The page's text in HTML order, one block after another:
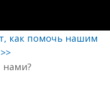
как помочь нашим
нами?